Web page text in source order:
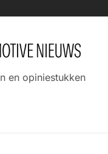
en opiniestukken